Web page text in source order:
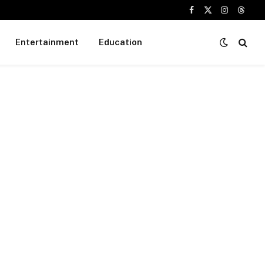
Facebook
X
Instagram
Entertainment Education